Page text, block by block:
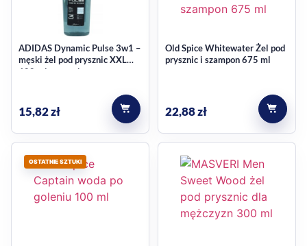
ADIDAS Dynamic Pulse 3w1 –
męski żel pod prysznic XXL
600 ml z pompką
15,82zł
Old Spice Whitewater Żel pod
prysznic i szampon 675 ml
22,88zł
OSTATNIE SZTUKI